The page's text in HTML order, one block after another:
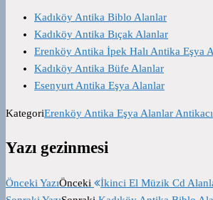
Kadıköy Antika Biblo Alanlar
Kadıköy Antika Bıçak Alanlar
Erenköy Antika İpek Halı Antika Eşya
Kadıköy Antika Büfe Alanlar
Esenyurt Antika Eşya Alanlar
KategoriErenköy Antika Eşya Alanlar Antikacı
Yazı gezinmesi
Önceki YazıÖnceki
İkinci El Müzik Cd